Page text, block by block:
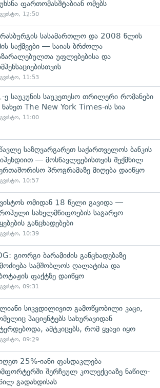
ფართომასშტაბიან ომებს
12:50
სასამართლო და 2008 წლის
საქმეები — საიას ბრძოლა
უფლებებისა და
11:53
ე საუკუნის საუკეთესო თრილერი რომანები
The New York Times-ის სია
11:00
საზღვარგარეთ საქართველოს ბანკის
— მოსწავლეებისთვის შექმნილ
პროგრამაზე მიღება დაიწყო
10:57
ომიდან 18 წელი გავიდა —
სახელმწიფოების საგარეო
განცხადებები
10:39
გიორგი ბარამიძის განცხადებაზე
სამშობლოს ღალატისა და
ფაქტზე დაიწყო
09:31
სიკვდილივით გამოწყობილი კაცი,
პაციენტებს სახურავიდან
ამტკიცებს, რომ ყვავი იყო
09:29
25%-იანი ფასდაკლება
შერჩეულ კოლექციაზე ნაწილ-
გადახდისას